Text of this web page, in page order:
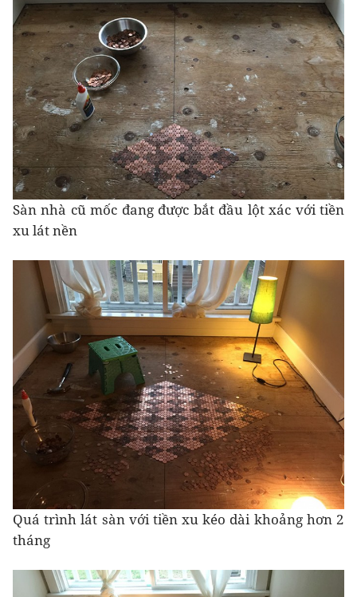
Sàn nhà cũ mốc đang được bắt đầu lột xác với tiền
xu lát nền
Quá trình lát sàn với tiền xu kéo dài khoảng hơn 2
tháng